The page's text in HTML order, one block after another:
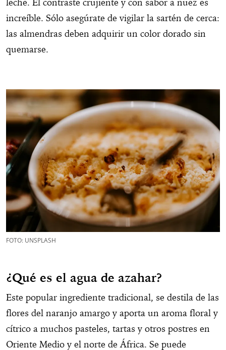
increíble. Sólo asegúrate de vigilar la sartén de cerca:
las almendras deben adquirir un color dorado sin
quemarse.
FOTO: UNSPLASH
¿Qué es el agua de azahar?
Este popular ingrediente tradicional, se destila de las
flores del naranjo amargo y aporta un aroma floral y
cítrico a muchos pasteles, tartas y otros postres en
Oriente Medio y el norte de África. Se puede